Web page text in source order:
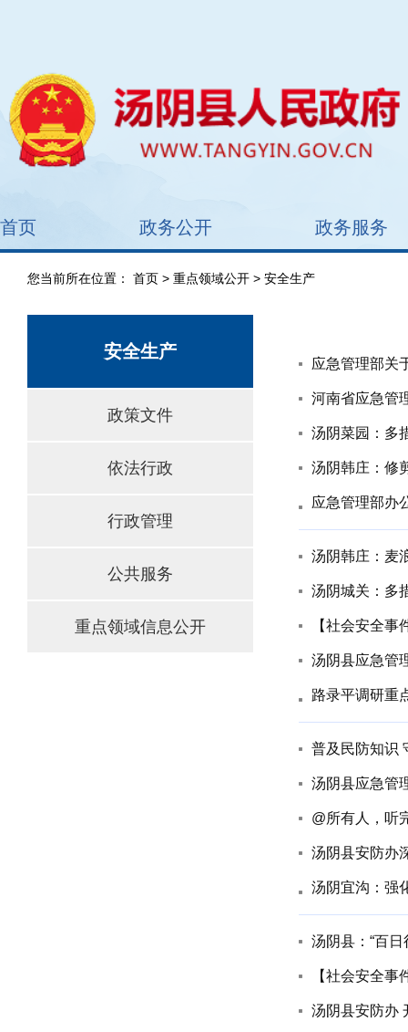
首页 政务公开 政务服务
您当前所在位置： 首页 > 重点领域公开 > 安全生产
安全生产
政策文件
依法行政
行政管理
公共服务
重点领域信息公开
应急管理部关
汤阴菜园：多
汤阴韩庄：修
应急管理部办
汤阴韩庄：麦
汤阴城关：多
【社会安全
汤阴县应急管
路录平调研重
普及民防知识
汤阴县应急管
@所有人，听
汤阴县安防办
汤阴宜沟：强
汤阴县：“百日
【社会安全
汤阴县安防办